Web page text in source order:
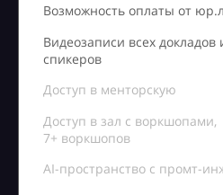
Возможность оплаты от
Видеозаписи всех
спикеров
Доступ в менторскую
Доступ в зал с воркшопами,
7+ воркшопов
AI-пространство с промт-